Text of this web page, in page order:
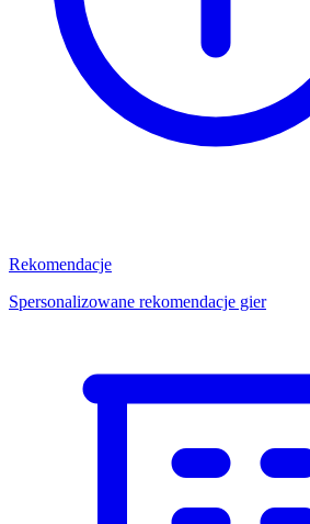
Rekomendacje
Spersonalizowane rekomendacje gier